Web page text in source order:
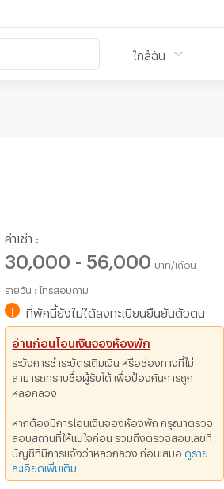
ใกล้ฉัน
ค่าเช่า :
30,000 - 56,000 บาท/เดือน
รายวัน : โทรสอบถาม
! ที่พักนี้ยังไม่ได้ลงทะเบียนยืนยันตัวตน
อ่านก่อนโอนเงินจองห้องพัก
ระวังการชำระบัตรเติมเงิน หรือช่องทางที่ไม่
สามารถทราบชื่อผู้รับได้ เพื่อป้องกันการถูก
หลอกลวง
หากต้องมีการโอนเงินจองห้องพัก กรุณาตรวจ
สอบสถานที่ให้แน่ใจก่อน รวมถึงตรวจสอบเลขที่
บัญชีที่มีการแจ้งว่าหลวกลวง ก่อนเสมอ ดูราย
ละเอียดเพิ่มเติม